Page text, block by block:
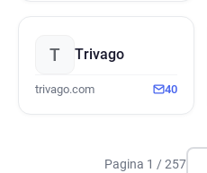
T Trivago
trivago.com 40
Pagina 1 / 257